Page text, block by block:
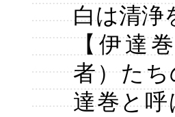
白は清浄
【伊達
者）た
達巻と